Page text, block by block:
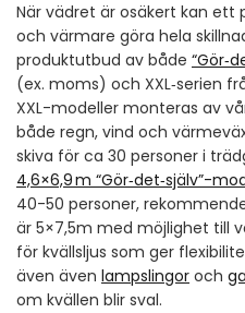
När vädret är osäkert kan ett
och värmare göra hela
produktutbud av både
(ex. moms) och XXL‑serien
XXL-modeller monteras av
både regn, vind och
skiva för ca 30 personer i
4,6×6,9 m “Gör‑det‑själv”-
40-50 personer,
är 5×7,5m med möjlighet till
för kvällsljus som ger
även även lampslingor och
om kvällen blir sval.